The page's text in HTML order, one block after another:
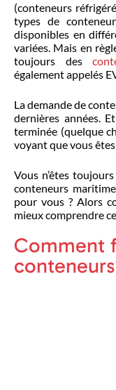
(conteneurs
types de
disponibles en
variées. Mais en
toujours des
également appelés
La demande de
dernières années.
terminée (quelque
voyant que vous
Vous n’êtes
conteneurs
pour vous ? Alors
mieux comprendre
Comment